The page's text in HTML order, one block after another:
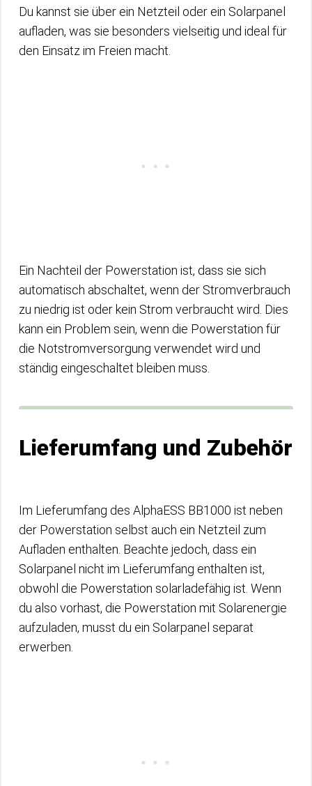
Du kannst sie über ein Netzteil oder ein Solarpanel
aufladen, was sie besonders vielseitig und ideal für
den Einsatz im Freien macht.
Ein Nachteil der Powerstation ist, dass sie sich
automatisch abschaltet, wenn der Stromverbrauch
zu niedrig ist oder kein Strom verbraucht wird. Dies
kann ein Problem sein, wenn die Powerstation für
die Notstromversorgung verwendet wird und
ständig eingeschaltet bleiben muss.
Lieferumfang und Zubehör
Im Lieferumfang des AlphaESS BB1000 ist neben
der Powerstation selbst auch ein Netzteil zum
Aufladen enthalten. Beachte jedoch, dass ein
Solarpanel nicht im Lieferumfang enthalten ist,
obwohl die Powerstation solarladefähig ist. Wenn
du also vorhast, die Powerstation mit Solarenergie
aufzuladen, musst du ein Solarpanel separat
erwerben.